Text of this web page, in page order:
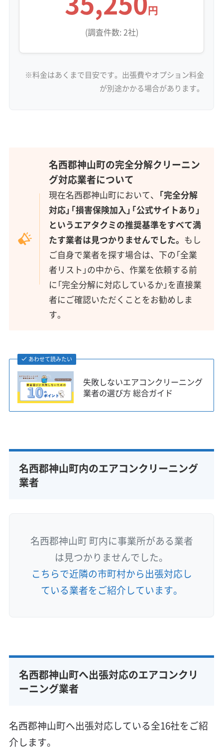
円
(調査件数: 2社)
※料金はあくまで目安です。出張費やオプション料金
が別途かかる場合があります。
名西郡神山町の完全分解クリーニン
グ対応業者について
現在名西郡神山町において、 「完全分解
対応」「損害保険加入」「公式サイトあり」
というエアタクミの推奨基準をすべて満
たす業者は見つかりませんでした。 もし
ご自身で業者を探す場合は、下の「全業
者リスト」の中から、作業を依頼する前
に「完全分解に対応しているか」を直接業
者にご確認いただくことをお勧めしま
す。
あわせて読みたい
失敗しないエアコンクリーニング
業者の選び方 総合ガイド
名西郡神山町内のエアコンクリーニング
業者
名西郡神山町 町内に事業所がある業者
は見つかりませんでした。
こちらで近隣の市町村から出張対応し
ている業者をご紹介しています。
名西郡神山町へ出張対応のエアコンクリ
ーニング業者
名西郡神山町へ出張対応している全16社をご紹
介します。